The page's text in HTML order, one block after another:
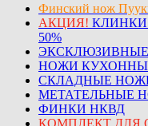
Финский нож
АКЦИЯ!
50%
НОЖИ
СКЛАДНЫЕ
МЕТАТЕЛЬНЫЕ
ФИНКИ НКВД
КОМПЛЕКТ ДЛЯ